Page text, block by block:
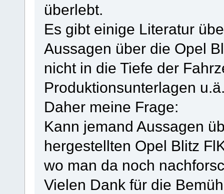
überlebt.
Es gibt einige Literatur
Aussagen über die Opel
nicht in die Tiefe der
Produktionsunterlagen
Daher meine Frage:
Kann jemand Aussagen
hergestellten Opel Blitz
wo man da noch
Vielen Dank für die